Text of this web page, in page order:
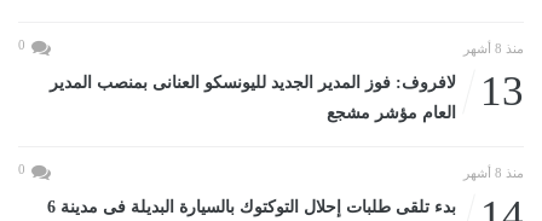
منذ 8 أشهر 0
13
لافروف: فوز المدير الجديد لليونسكو العنانى بمنصب المدير
العام مؤشر مشجع
منذ 8 أشهر 0
بدء تلقى طلبات إحلال التوكتوك بالسيارة البديلة فى مدينة 6